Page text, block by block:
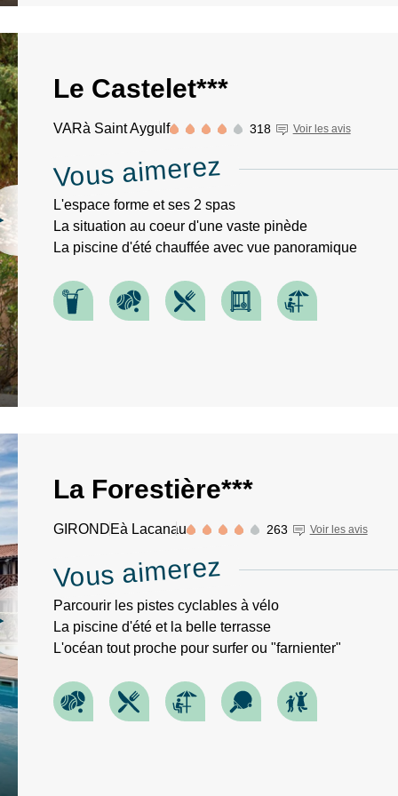
Le Castelet***
VARà Saint Aygulf 318 Voir les avis
Vous aimerez
L'espace forme et ses 2 spas
La situation au coeur d'une vaste pinède
La piscine d'été chauffée avec vue panoramique
La Forestière***
GIRONDEà Lacanau 263 Voir les avis
Vous aimerez
Parcourir les pistes cyclables à vélo
La piscine d'été et la belle terrasse
L'océan tout proche pour surfer ou "farnienter"